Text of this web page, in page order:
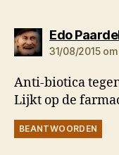
Edo
31/08/2015
Anti-biotica
Lijkt op de
BEANTWOORDEN